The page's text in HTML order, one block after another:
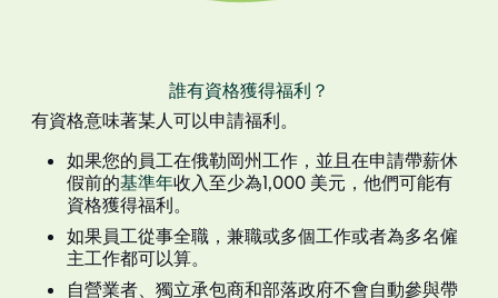
誰有資格獲得福利？
有資格意味著某人可以申請福利。
如果您的員工在俄勒岡州工作，並且在申請帶薪休
假前的基準年收入至少為1,000 美元，他們可能有
資格獲得福利。
如果員工從事全職，兼職或多個工作或者為多名僱
主工作都可以算。
自營業者、獨立承包商和部落政府不會自動參與帶